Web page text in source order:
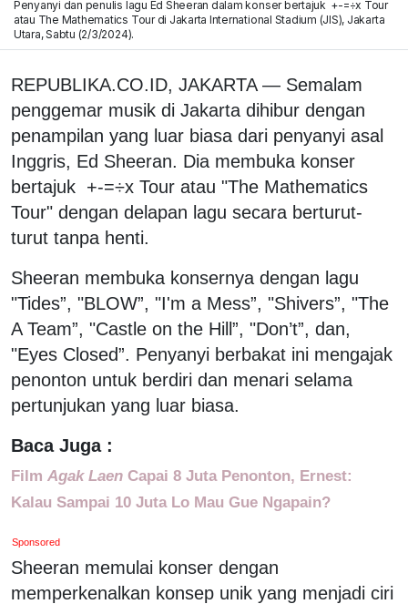
Penyanyi dan penulis lagu Ed Sheeran dalam konser bertajuk +-=÷x Tour
atau The Mathematics Tour di Jakarta International Stadium (JIS), Jakarta
Utara, Sabtu (2/3/2024).
REPUBLIKA.CO.ID, JAKARTA — Semalam
penggemar musik di Jakarta dihibur dengan
penampilan yang luar biasa dari penyanyi asal
Inggris, Ed Sheeran. Dia membuka konser
bertajuk +-=÷x Tour atau "The Mathematics
Tour" dengan delapan lagu secara berturut-
turut tanpa henti.
Sheeran membuka konsernya dengan lagu
"Tides”, "BLOW”, "I'm a Mess”, "Shivers”, "The
A Team”, "Castle on the Hill”, "Don’t”, dan,
"Eyes Closed”. Penyanyi berbakat ini mengajak
penonton untuk berdiri dan menari selama
pertunjukan yang luar biasa.
Baca Juga :
Film Agak Laen Capai 8 Juta Penonton, Ernest:
Kalau Sampai 10 Juta Lo Mau Gue Ngapain?
Sponsored
Sheeran memulai konser dengan
memperkenalkan konsep unik yang menjadi ciri